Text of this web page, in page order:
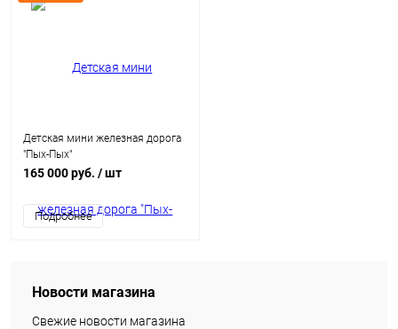
Детская мини железная дорога
"Пых-Пых"
165 000 руб. / шт
Подробнее
Новости магазина
Свежие новости магазина